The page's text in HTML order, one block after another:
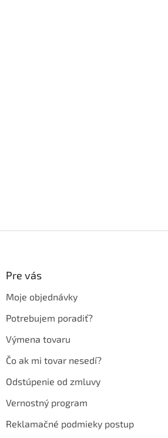
Pre vás
Moje objednávky
Potrebujem poradiť?
Výmena tovaru
Čo ak mi tovar nesedí?
Odstúpenie od zmluvy
Vernostný program
Reklamačné podmieky postup